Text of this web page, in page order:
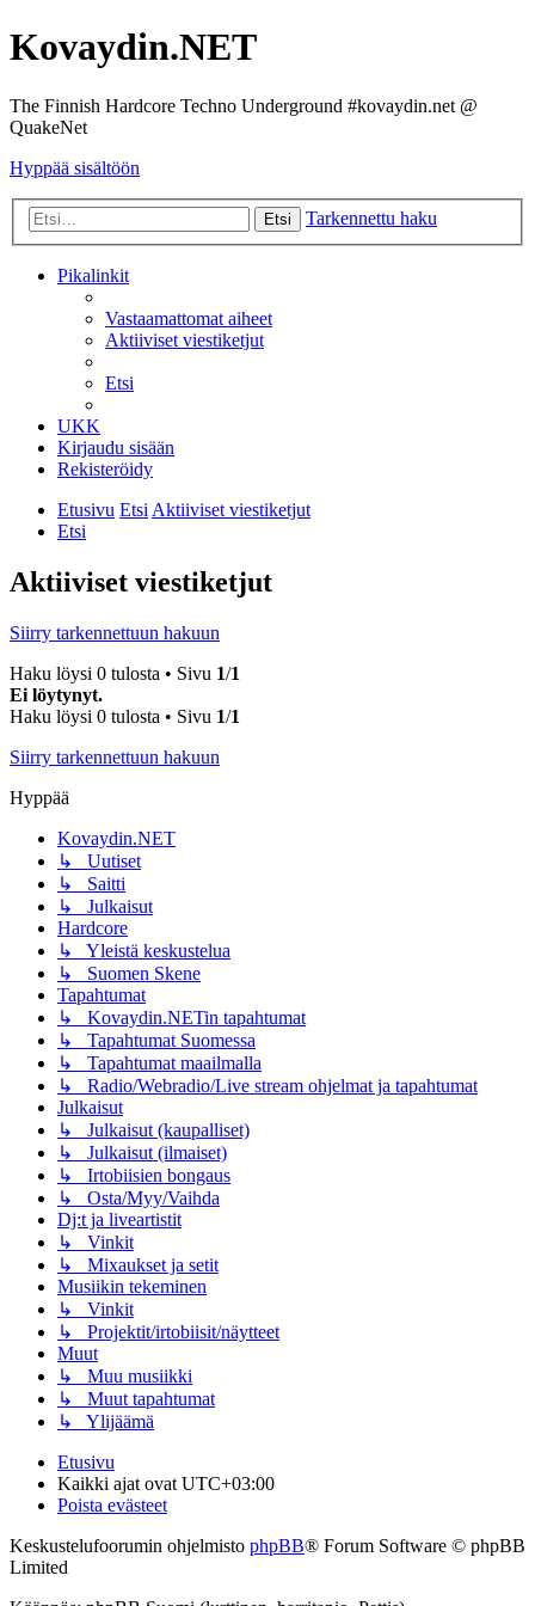
Kovaydin.NET
The Finnish Hardcore Techno Underground #kovaydin.net @
QuakeNet
Hyppää sisältöön
Etsi Tarkennettu haku
Pikalinkit
Vastaamattomat aiheet
Aktiiviset viestiketjut
Etsi
UKK
Kirjaudu sisään
Rekisteröidy
Etusivu EtsiAktiiviset viestiketjut
Etsi
Aktiiviset viestiketjut
Siirry tarkennettuun hakuun
Haku löysi 0 tulosta • Sivu 1/1
Ei löytynyt.
Haku löysi 0 tulosta • Sivu 1/1
Siirry tarkennettuun hakuun
Hyppää
Kovaydin.NET
↳ Uutiset
↳ Saitti
↳ Julkaisut
Hardcore
↳ Yleistä keskustelua
↳ Suomen Skene
Tapahtumat
↳ Kovaydin.NETin tapahtumat
↳ Tapahtumat Suomessa
↳ Tapahtumat maailmalla
↳ Radio/Webradio/Live stream ohjelmat ja tapahtumat
Julkaisut
↳ Julkaisut (kaupalliset)
↳ Julkaisut (ilmaiset)
↳ Irtobiisien bongaus
↳ Osta/Myy/Vaihda
Dj:t ja liveartistit
↳ Vinkit
↳ Mixaukset ja setit
Musiikin tekeminen
↳ Vinkit
↳ Projektit/irtobiisit/näytteet
Muut
↳ Muu musiikki
↳ Muut tapahtumat
↳ Ylijäämä
Etusivu
Kaikki ajat ovat UTC+03:00
Poista evästeet
Keskustelufoorumin ohjelmisto phpBB® Forum Software © phpBB
Limited